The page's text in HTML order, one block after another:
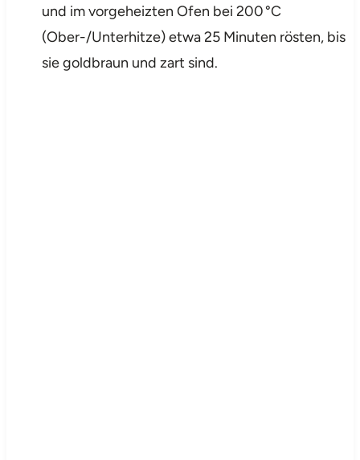
und im vorgeheizten Ofen bei 200 °C
(Ober-/Unterhitze) etwa 25 Minuten rösten, bis
sie goldbraun und zart sind.